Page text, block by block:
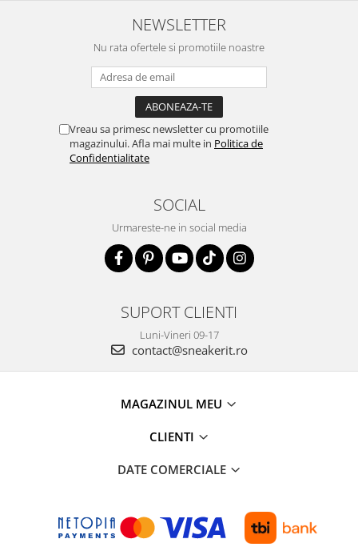
NEWSLETTER
Nu rata ofertele si promotiile noastre
Vreau sa primesc newsletter cu promotiile
magazinului. Afla mai multe in Politica de
Confidentialitate
SOCIAL
Urmareste-ne in social media
SUPORT CLIENTI
Luni-Vineri 09-17
contact@sneakerit.ro
MAGAZINUL MEU
CLIENTI
DATE COMERCIALE